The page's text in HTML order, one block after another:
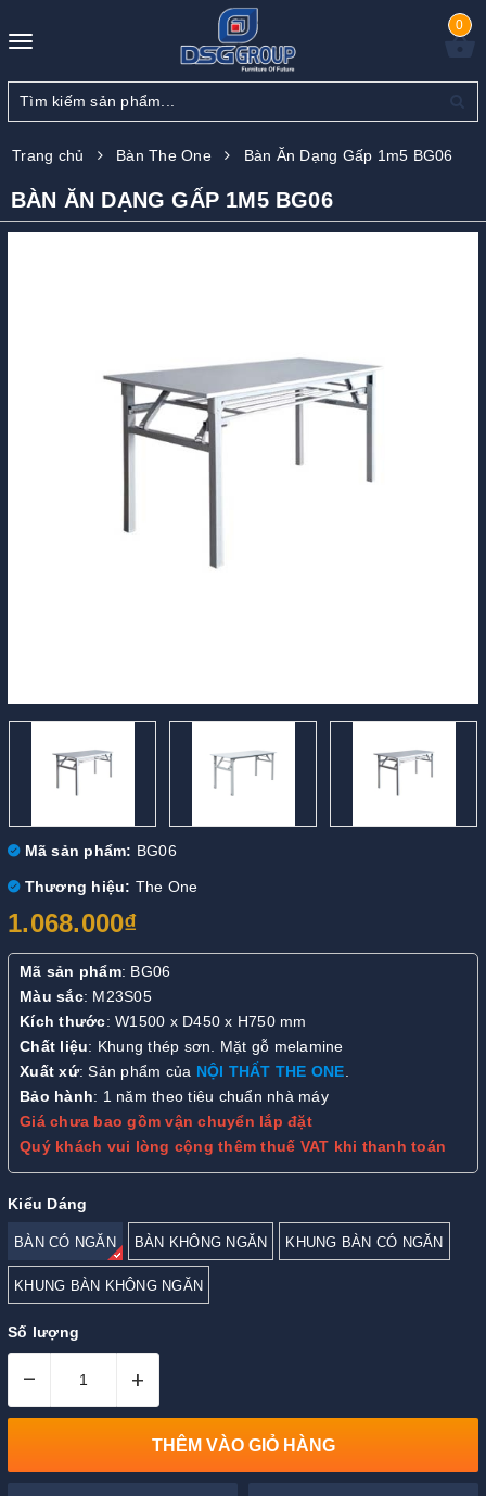
Toggle
0
Trang chủ Bàn The One Bàn Ăn Dạng Gấp 1m5 BG06
BÀN ĂN DẠNG GẤP 1M5 BG06
Mã sản phẩm: BG06
Thương hiệu: The One
1.068.000₫
Mã sản phẩm: BG06
Màu sắc: M23S05
Kích thước: W1500 x D450 x H750 mm
Chất liệu: Khung thép sơn. Mặt gỗ melamine
Xuất xứ: Sản phẩm của NỘI THẤT THE ONE.
Bảo hành: 1 năm theo tiêu chuẩn nhà máy
Giá chưa bao gồm vận chuyển lắp đặt
Quý khách vui lòng cộng thêm thuế VAT khi thanh toán
Kiểu Dáng
BÀN CÓ NGĂN BÀN KHÔNG NGĂN KHUNG BÀN CÓ NGĂN
KHUNG BÀN KHÔNG NGĂN
Số lượng
– +
THÊM VÀO GIỎ HÀNG